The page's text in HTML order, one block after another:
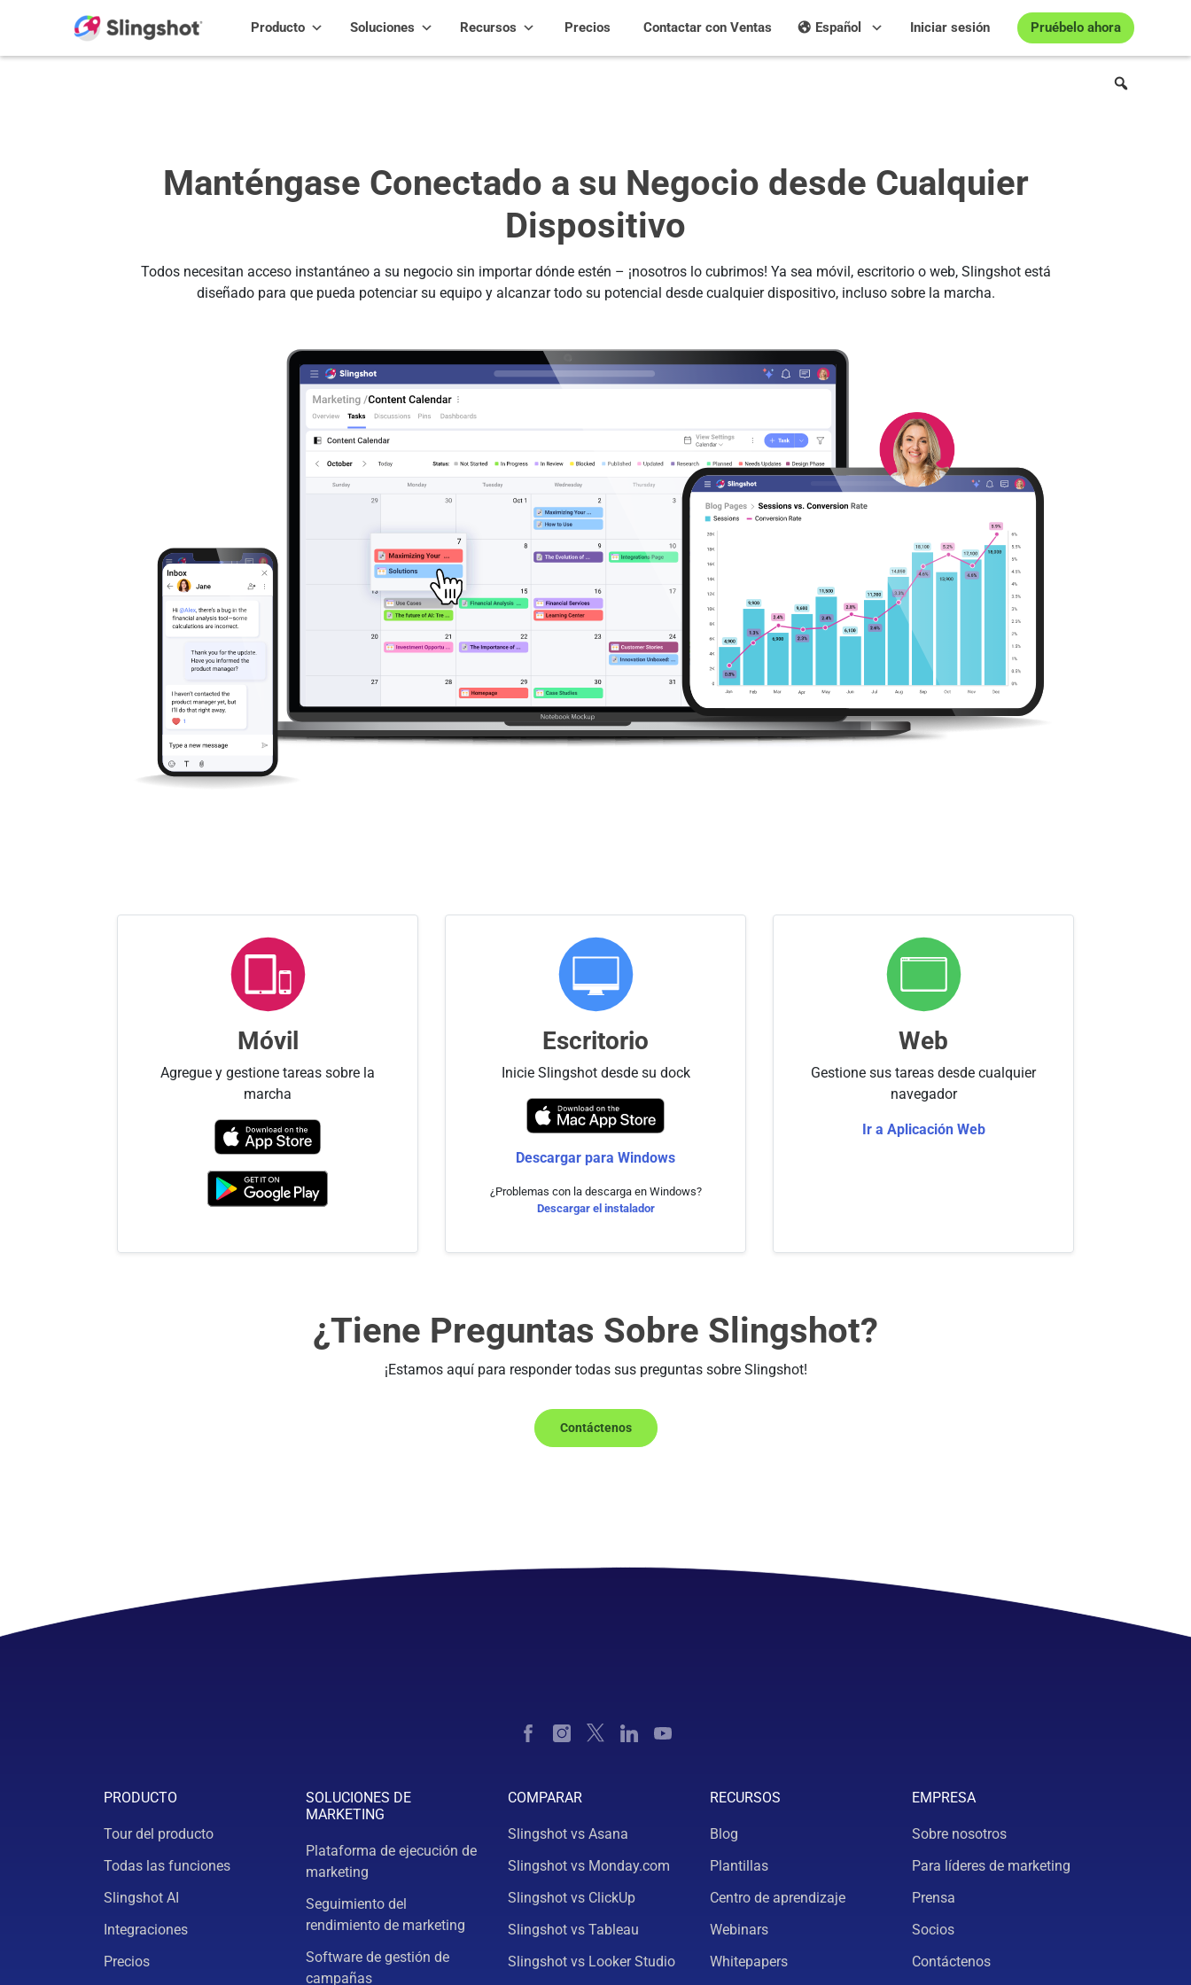
Producto Soluciones Recursos Precios Pruébelo ahora
Iniciar sesión
Español
Contactar con Ventas
Manténgase Conectado a su Negocio desde Cualquier
Dispositivo
Todos necesitan acceso instantáneo a su negocio sin importar dónde estén – ¡nosotros lo cubrimos! Ya sea móvil, escritorio o web, Slingshot está
diseñado para que pueda potenciar su equipo y alcanzar todo su potencial desde cualquier dispositivo, incluso sobre la marcha.
Móvil
Agregue y gestione tareas sobre la
marcha
Escritorio
Inicie Slingshot desde su dock
Descargar para Windows
¿Problemas con la descarga en Windows?
Descargar el instalador
Web
Gestione sus tareas desde cualquier
navegador
Ir a Aplicación Web
¿Tiene Preguntas Sobre Slingshot?
¡Estamos aquí para responder todas sus preguntas sobre Slingshot!
Contáctenos
PRODUCTO
Tour del producto
Todas las funciones
Slingshot AI
Integraciones
Precios
SOLUCIONES DE
MARKETING
Plataforma de ejecución de
marketing
Seguimiento del
rendimiento de marketing
Software de gestión de
campañas
COMPARAR
Slingshot vs Asana
Slingshot vs Monday.com
Slingshot vs ClickUp
Slingshot vs Tableau
Slingshot vs Looker Studio
RECURSOS
Blog
Plantillas
Centro de aprendizaje
Webinars
Whitepapers
EMPRESA
Sobre nosotros
Para líderes de marketing
Prensa
Socios
Contáctenos